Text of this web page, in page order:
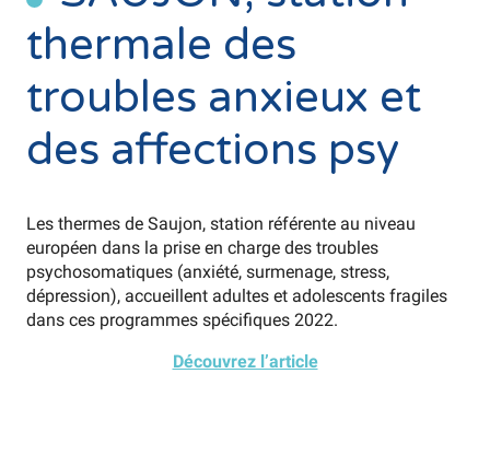
thermale des
troubles anxieux et
des affections psy
Les thermes de Saujon, station référente au niveau
européen dans la prise en charge des troubles
psychosomatiques (anxiété, surmenage, stress,
dépression), accueillent adultes et adolescents fragiles
dans ces programmes spécifiques 2022.
Découvrez l’article